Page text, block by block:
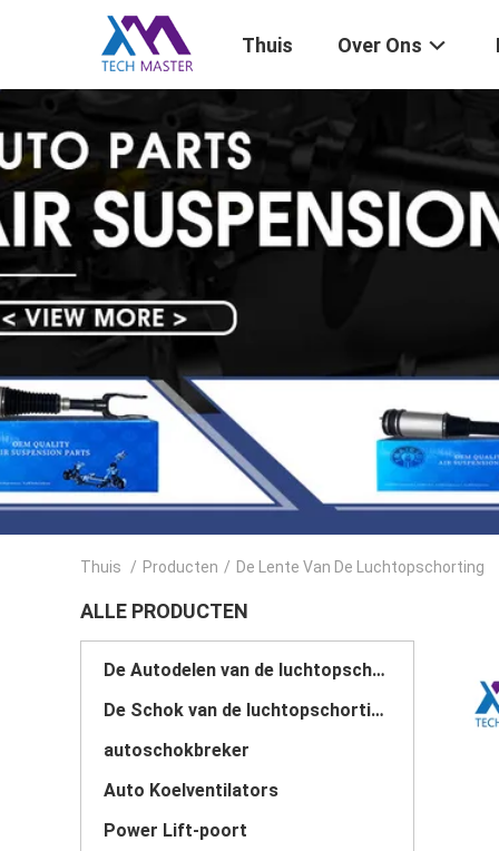
Thuis Over Ons
Thuis / Producten / De Lente Van De Luchtopschorting
ALLE PRODUCTEN
De Autodelen van de luchtopschorting
De Schok van de luchtopschorting
autoschokbreker
Auto Koelventilators
Power Lift-poort